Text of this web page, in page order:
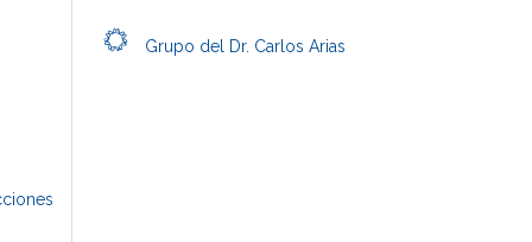
Grupo del Dr. Carlos Arias